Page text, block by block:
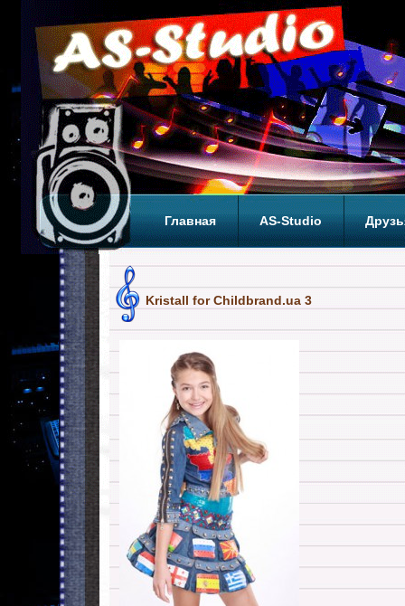
Главная AS-Studio
Kristall for Childbrand.ua 3